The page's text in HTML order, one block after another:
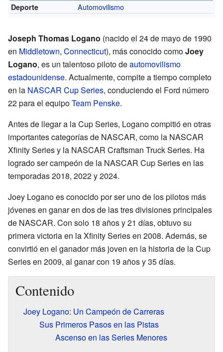
Deporte
Automovilismo
Joseph Thomas Logano (nacido el 24 de mayo de 1990
en Middletown, Connecticut), más conocido comoJoey
Logano, es un talentoso piloto deautomovilismo
estadounidense. Actualmente, compite a tiempo completo
en la NASCAR Cup Series, conduciendo el Ford número
22 para el equipoTeam Penske.
Antes de llegar a la Cup Series, Logano compitió en otras
importantes categorías de NASCAR, como la NASCAR
Xfinity Series y la NASCAR Craftsman Truck Series. Ha
logrado ser campeón de la NASCAR Cup Series en las
temporadas 2018, 2022 y 2024.
Joey Logano es conocido por ser uno de los pilotos más
jóvenes en ganar en dos de las tres divisiones principales
de NASCAR. Con solo 18 años y 21 días, obtuvo su
primera victoria en la Xfinity Series en 2008. Además, se
convirtió en el ganador más joven en la historia de la Cup
Series en 2009, al ganar con 19 años y 35 días.
Contenido
Joey Logano: Un Campeón de Carreras
Sus Primeros Pasos en las Pistas
Ascenso en las Series Menores